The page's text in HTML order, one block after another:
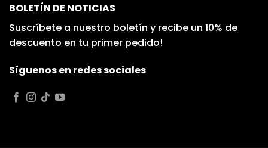
BOLETÍN DE NOTICIAS
Suscríbete a nuestro boletín y recibe un 10% de
descuento en tu primer pedido!
Síguenos en redes sociales